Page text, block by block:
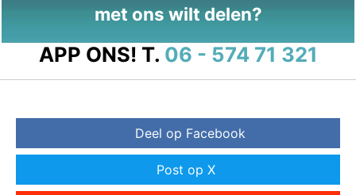
met ons wilt delen?
APP ONS! T. 06 - 574 71 321
Deel op Facebook
Post op X